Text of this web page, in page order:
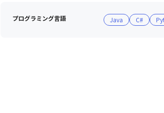
プログラミング言語 Java C#